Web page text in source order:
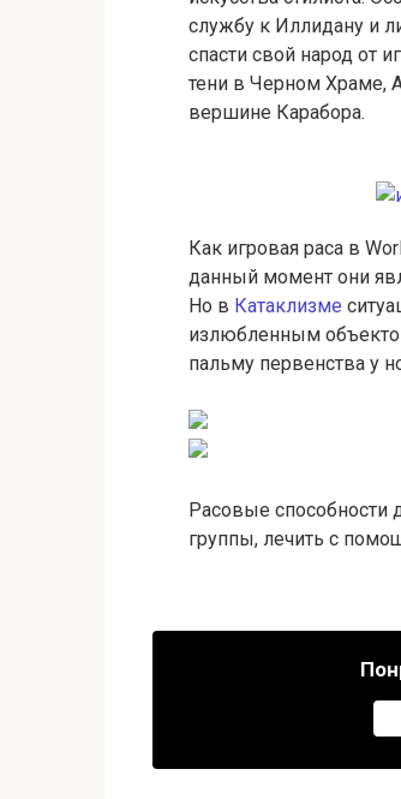
службу к Иллидану и
спасти свой народ от
тени в Черном Храме,
вершине Карабора.
Как игровая раса в
данный момент они
Но в Катаклизме
излюбленным
пальму первенства у
Расовые способности
группы, лечить с